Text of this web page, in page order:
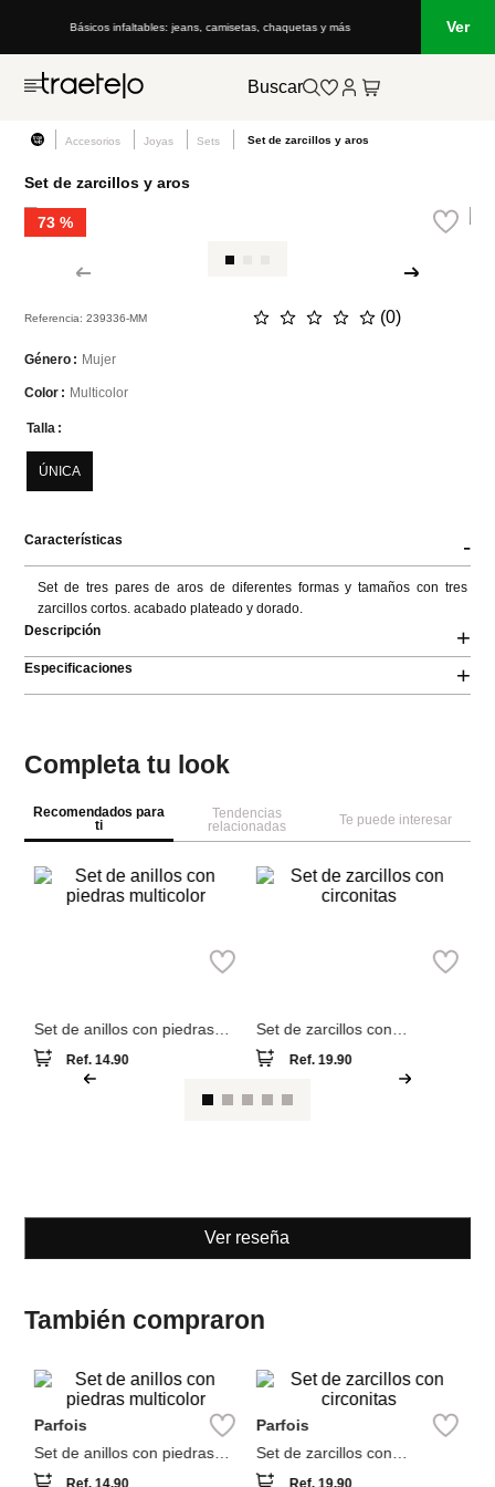
Básicos infaltables: jeans, camisetas, chaquetas y más Ver
Buscar
Accesorios Joyas Sets Set de zarcillos y aros
Set de zarcillos y aros
73 %
Referencia:239336-MM ☆ ☆ ☆ ☆ ☆ (0)
Género Mujer
Color Multicolor
Talla
ÚNICA
Características -
Set de tres pares de aros de diferentes formas y tamaños con tres
zarcillos cortos. acabado plateado y dorado.
Descripción
+
Especificaciones +
Completa tu look
Recomendados para
ti
Tendencias
relacionadas
Te puede interesar
NEW
Parfois
Ver reseña
También compraron